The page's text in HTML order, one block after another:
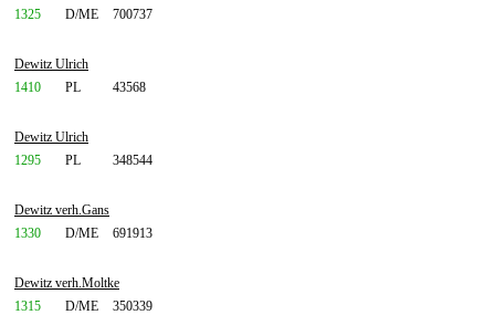
1325
D/ME 700737
Dewitz Ulrich
1410
PL 43568
Dewitz Ulrich
1295
PL 348544
Dewitz verh.Gans
1330
D/ME 691913
Dewitz verh.Moltke
1315
D/ME 350339